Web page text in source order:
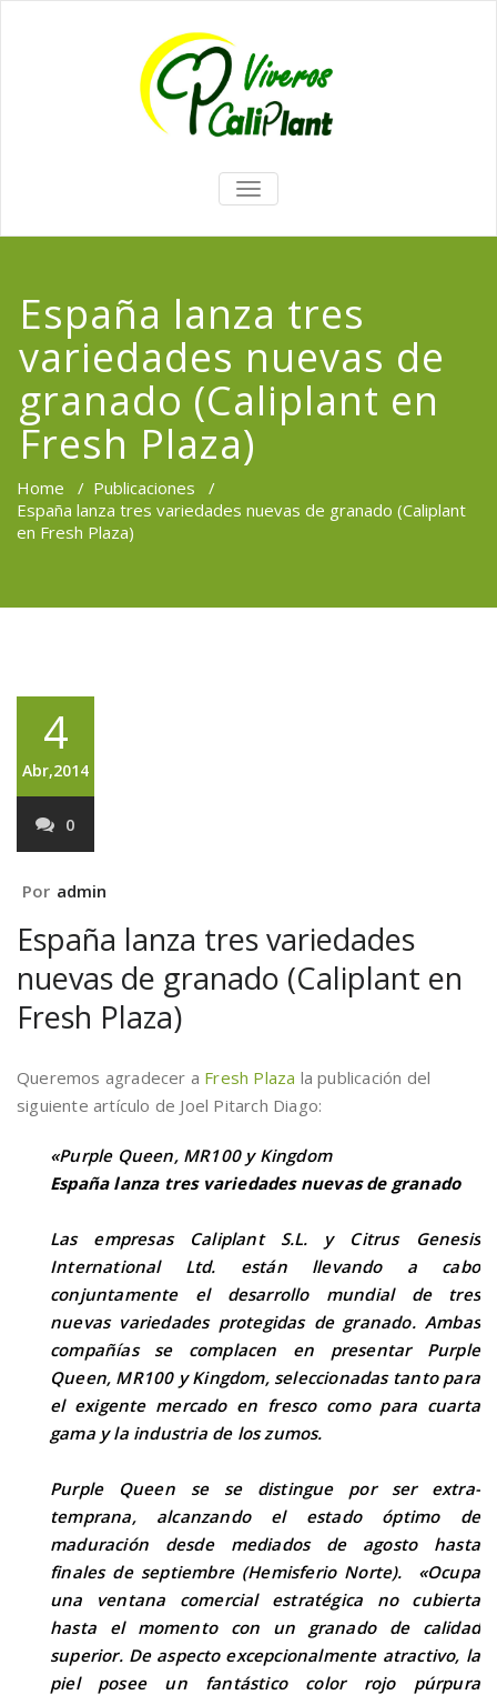
TOGGLE
NAVIGATION
España lanza tres
variedades nuevas de
granado (Caliplant en
Fresh Plaza)
Home / Publicaciones /
España lanza tres variedades nuevas de granado (Caliplant
en Fresh Plaza)
4
Abr,2014
0
Por admin
España lanza tres variedades
nuevas de granado (Caliplant en
Fresh Plaza)
Queremos agradecer a Fresh Plaza la publicación del
siguiente artículo de Joel Pitarch Diago:
«Purple Queen, MR100 y Kingdom
España lanza tres variedades nuevas de granado
Las empresas Caliplant S.L. y Citrus Genesis
International Ltd. están llevando a cabo
conjuntamente el desarrollo mundial de tres
nuevas variedades protegidas de granado. Ambas
compañías se complacen en presentar Purple
Queen, MR100 y Kingdom, seleccionadas tanto para
el exigente mercado en fresco como para cuarta
gama y la industria de los zumos.
Purple Queen se se distingue por ser extra-
temprana, alcanzando el estado óptimo de
maduración desde mediados de agosto hasta
finales de septiembre (Hemisferio Norte). «Ocupa
una ventana comercial estratégica no cubierta
hasta el momento con un granado de calidad
superior. De aspecto excepcionalmente atractivo, la
piel posee un fantástico color rojo púrpura